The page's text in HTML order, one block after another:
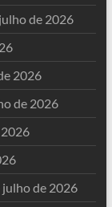
de 2026
2026
de 2026
julho de 2026